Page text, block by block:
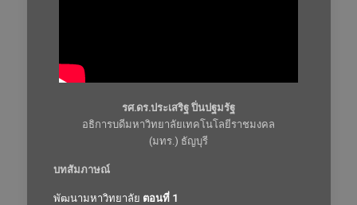
รศ.ดร.ประเสริฐ ปิ่นปฐมรัฐ
อธิการบดีมหาวิทยาลัยเทคโนโลยีราชมงคล
(มทร.) ธัญบุรี
บทสัมภาษณ์
พัฒนามหาวิทยาลัย ตอนที่ 1